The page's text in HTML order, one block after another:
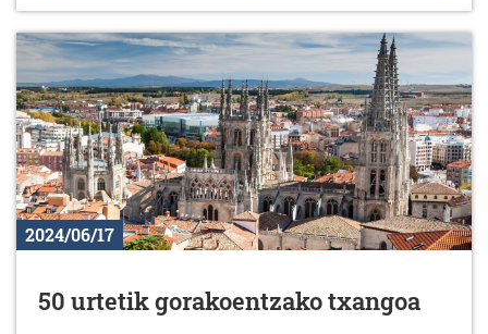
2024/06/17
50 urtetik gorakoentzako txangoa